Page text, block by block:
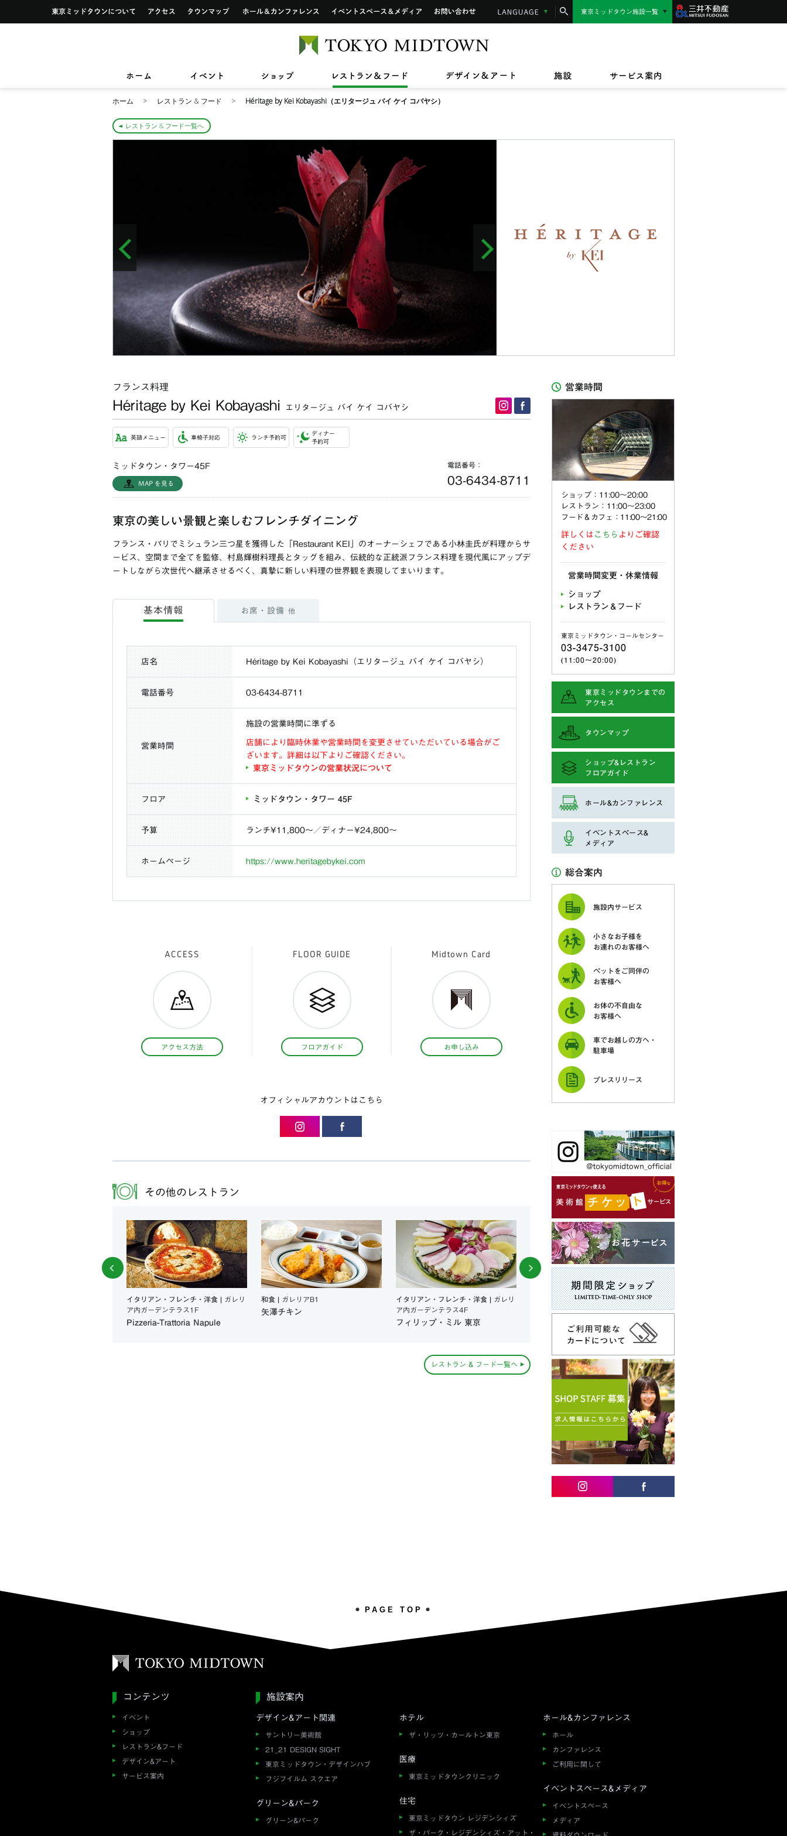
東京ミッドタウンについて
アクセス タウンマップ ホール&カンファレンス イベントスペース&メディア
お問い合わせ LANGUAGE東京ミッドタウン施設一覧
イベント ショップ レストラン&フード デザイン&アート施設 サービス案内
2026/3/27(金)〜8/9(日)
スープはいのち
2026/7/17(金)〜8/16(日)
ASHIMIZU（PARASOLS GARDEN）
ショップ検索
フロアガイド
2026/7/1(水)〜8/31(月)
ン》新規ご入会キャンペーン
レストラン＆フード検索
フロアガイド
2026/7/17(金)〜8/31(月)
アートワーク in 東京ミッドタウン
TOKYO MIDTOWN DESIGN LIVE 六本木未来会議
東京ミッドタウンクリニック
東京ミッドタウン レジデンス
ザ・リッツ・カールトン東京 東京ミッドタウン オフィス ビルボードライブ東京
サービス案内トップ インフォメーションカウンター コンシェルジュサービス
ご利用可能なカードについて
小さなお子様をお連れのお客様へ バリアフリーサービス ペット同伴のお客様へ
ホーム レストラン & フード Héritage by Kei Kobayashi（エリタージュ バイ ケイ コバヤシ）
レストラン & フード一覧へ
フランス料理
Héritage by Kei Kobayashi エリタージュ バイ ケイ コバヤシ
英語メニュー 車椅子対応 ランチ予約可
ディナー
予約可
ミッドタウン・タワー45F
MAP を見る
電話番号：
03-6434-8711
東京の美しい景観と楽しむフレンチダイニング
フランス・パリでミシュラン三つ星を獲得した「Restaurant KEI」のオーナーシェフである小林圭氏が料理からサ
ービス、空間まで全てを監修、村島輝樹料理長とタッグを組み、伝統的な正統派フランス料理を現代風にアップデ
ートしながら次世代へ継承させるべく、真摯に新しい料理の世界観を表現してまいります。
基本情報 お席・設備 他
店名 Héritage by Kei Kobayashi（エリタージュ バイ ケイ コバヤシ）
電話番号 03-6434-8711
営業時間
施設の営業時間に準ずる
店舗により臨時休業や営業時間を変更させていただいている場合がご
ざいます。詳細は以下よりご確認ください。
東京ミッドタウンの営業状況について
フロア ミッドタウン・タワー 45F
予算 ランチ¥11,800〜／ディナー¥24,800〜
ホームページ https://www.heritagebykei.com
ACCESS
アクセス方法
FLOOR GUIDE
フロアガイド
Midtown Card
お申し込み
オフィシャルアカウントはこちら
その他のレストラン
イタリアン・フレンチ・洋食 | ガレリ
ア内ガーデンテラス1F
Pizzeria-Trattoria Napule
和食 | ガレリアB1
矢澤チキン
イタリアン・フレンチ・洋食 | ガレリ
ア内ガーデンテラス4F
フィリップ・ミル 東京
ダイニングバー・バル |プラザ1F
orangé
イタリアン・フレンチ・洋食 |
ア内ガーデンテラス1F
レストラン & フード一覧へ
営業時間
ショップ：11:00〜20:00
レストラン：11:00〜23:00
フード＆カフェ：11:00～21:00
詳しくは こちら よりご確認
ください
営業時間変更・休業情報
ショップ
レストラン＆フード
東京ミッドタウン・コールセンター
03-3475-3100
(11:00〜20:00)
東京ミッドタウンまでの
アクセス
タウンマップ
ショップ&レストラン
フロアガイド
ホール&カンファレンス
イベントスペース&
メディア
総合案内
施設内サービス
小さなお子様を
お連れのお客様へ
ペットをご同伴の
お客様へ
お体の不自由な
お客様へ
車でお越しの方へ・
駐車場
プレスリリース
PAGE TOP
コンテンツ
イベント
ショップ
レストラン&フード
デザイン&アート
サービス案内
施設案内
デザイン&アート関連
サントリー美術館
21_21 DESIGN SIGHT
東京ミッドタウン・デザインハブ
フジフイルム スクエア
グリーン&パーク
グリーン&パーク
ホテル
ザ・リッツ・カールトン東京
医療
東京ミッドタウンクリニック
住宅
東京ミッドタウン レジデンシィズ
ザ・パーク・レジデンシィズ・アット・
ホール&カンファレンス
ホール
カンファレンス
ご利用に関して
イベントスペース&メディア
イベントスペース
メディア